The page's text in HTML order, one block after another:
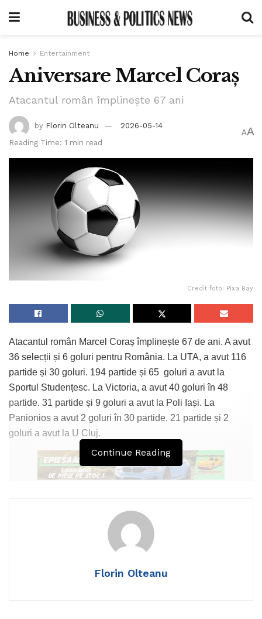
Home Entertainment
Aniversare Marcel Coraș
Atacantul român împlinește 67 ani
by Florin Olteanu
2026-05-14
Reading Time: 1 min read
AA
Credit foto: Pixa Bay
Atacantul român Marcel Coraș împlinește 67 de ani. A avut
36 selecții și 6 goluri pentru România. La UTA, a avut 116
partide și 30 goluri. 194 partide și 65 goluri a avut la
Sportul Studențesc. La Victoria, a avut 40 goluri în 48
partide. 31 partide și 9 goluri a avut la Poli Iași. La
Panionios a avut 2 goluri în 30 partide. 21 partide și 2
goluri a avut la U Cluj.
Continue Reading
Florin Olteanu